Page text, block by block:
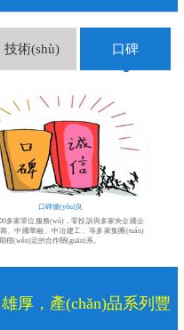
技術(shù) 口碑
口碑優(yōu)良
多家單位服務(wù)，零投訴與多家央企國企
、中國華融、中冶建工、等多家集團(tuán)
穩(wěn)定的合作關(guān)系。
厚，產(chǎn)品系列豐